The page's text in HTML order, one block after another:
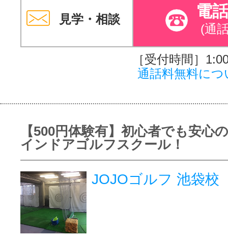
見学・相談 電
(通
［受付時間］
通話料無料につ
【500円体験有】初心者でも安心
インドアゴルフスクール！
JOJOゴルフ 池袋校